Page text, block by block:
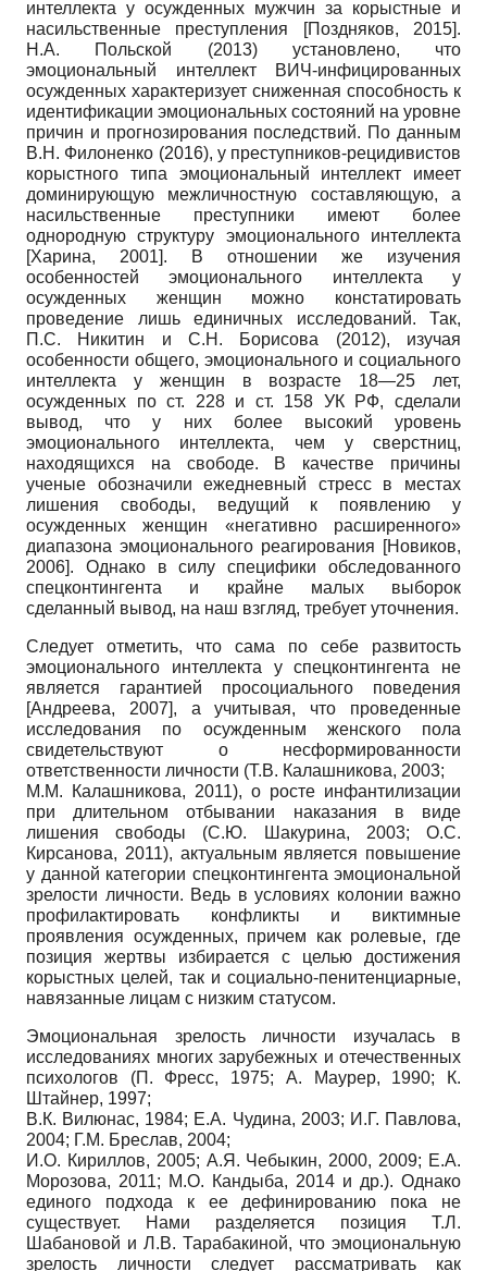
интеллекта у осужденных мужчин за корыстные и
насильственные преступления
[Поздняков, 2015].
Н.А. Польской (2013) установлено, что
эмоциональный интеллект ВИЧ-инфицированных
осужденных характеризует сниженная способность к
идентификации эмоциональных состояний на уровне
причин и прогнозирования последствий. По данным
В.Н. Филоненко (2016), у преступников-рецидивистов
корыстного типа эмоциональный интеллект имеет
доминирующую межличностную составляющую, а
насильственные преступники имеют более
однородную структуру эмоционального интеллекта
[Харина, 2001]. В отношении же изучения
особенностей эмоционального интеллекта у
осужденных женщин можно констатировать
проведение лишь единичных исследований. Так,
П.С. Никитин и С.Н. Борисова (2012), изучая
особенности общего, эмоционального и социального
интеллекта у женщин в возрасте 18—25 лет,
осужденных по ст. 228 и ст. 158 УК РФ, сделали
вывод, что у них более высокий уровень
эмоционального интеллекта, чем у сверстниц,
находящихся на свободе. В качестве причины
ученые обозначили ежедневный стресс в местах
лишения свободы, ведущий к появлению у
осужденных женщин «негативно расширенного»
диапазона эмоционального реагирования [Новиков,
2006]. Однако в силу специфики обследованного
спецконтингента и крайне малых выборок
сделанный вывод, на наш взгляд, требует уточнения.
Следует отметить, что сама по себе развитость
эмоционального интеллекта у спецконтингента не
является гарантией просоциального поведения
[Андреева, 2007], а учитывая, что проведенные
исследования по осужденным женского пола
свидетельствуют о несформированности
ответственности личности (Т.В. Калашникова, 2003;
М.М. Калашникова, 2011), о росте инфантилизации
при длительном отбывании наказания в виде
лишения свободы (С.Ю. Шакурина, 2003; О.С.
Кирсанова, 2011), актуальным является повышение
у данной категории спецконтингента эмоциональной
зрелости личности. Ведь в условиях колонии важно
профилактировать конфликты и виктимные
проявления осужденных, причем как ролевые, где
позиция жертвы избирается с целью достижения
корыстных целей, так и социально-пенитенциарные,
навязанные лицам с низким статусом.
Эмоциональная зрелость личности изучалась в
исследованиях многих зарубежных и отечественных
психологов (П. Фресс, 1975; А. Маурер, 1990; К.
Штайнер, 1997;
В.К. Вилюнас, 1984; Е.А. Чудина, 2003; И.Г. Павлова,
2004; Г.М. Бреслав, 2004;
И.О. Кириллов, 2005; А.Я. Чебыкин, 2000, 2009; Е.А.
Морозова, 2011; М.О. Кандыба, 2014 и др.). Однако
единого подхода к ее дефинированию пока не
существует. Нами разделяется позиция Т.Л.
Шабановой и Л.В. Тарабакиной, что эмоциональную
зрелость личности следует рассматривать как